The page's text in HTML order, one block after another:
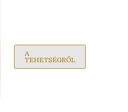
A
TEHETSÉGRŐL